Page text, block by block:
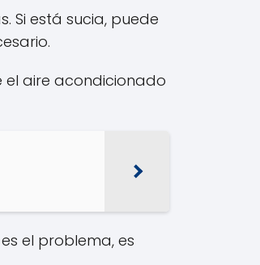
Si está sucia, puede
el aire acondicionado
el problema, es